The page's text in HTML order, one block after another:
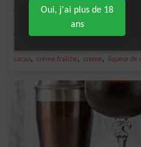
Cocktail onctueux à base de liqueur
Facile
cacao, crème fraîche, creme, liqueur de
Oui, j'ai plus de 18
ans